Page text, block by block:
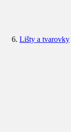
Lišty a tvarovky